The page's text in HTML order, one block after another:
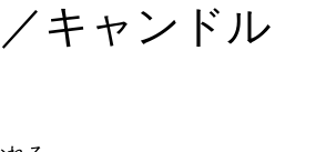
／キャンドル